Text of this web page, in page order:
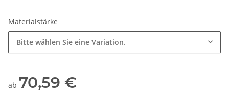
Materialstärke
Bitte wählen Sie eine Variation.
ab 70,59 €